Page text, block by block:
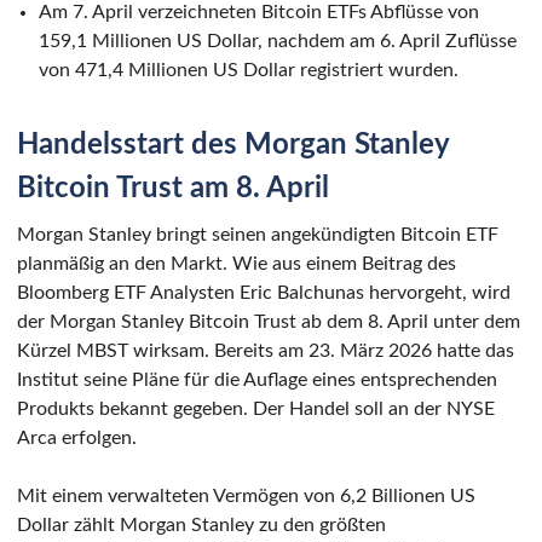
Am 7. April verzeichneten Bitcoin ETFs Abflüsse von
159,1 Millionen US Dollar, nachdem am 6. April Zuflüsse
von 471,4 Millionen US Dollar registriert wurden.
Handelsstart des Morgan Stanley
Bitcoin Trust am 8. April
Morgan Stanley bringt seinen angekündigten Bitcoin ETF
planmäßig an den Markt. Wie aus einem Beitrag des
Bloomberg ETF Analysten Eric Balchunas hervorgeht, wird
der Morgan Stanley Bitcoin Trust ab dem 8. April unter dem
Kürzel MBST wirksam. Bereits am 23. März 2026 hatte das
Institut seine Pläne für die Auflage eines entsprechenden
Produkts bekannt gegeben. Der Handel soll an der NYSE
Arca erfolgen.
Mit einem verwalteten Vermögen von 6,2 Billionen US
Dollar zählt Morgan Stanley zu den größten